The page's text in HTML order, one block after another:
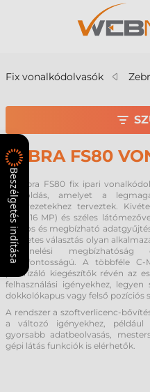
Fix vonalkódolvasók
ZEBRA FS80
A Zebra FS80 fix ipari
megoldás, amelyet a
környezetekhez terveztek.
(akár 16 MP) és széles
pontos és megbízható
tökéletes választás olyan
szkennelési
kulcsfontosságú. A többféle
polarizáló kiegészítők révén az
felhasználási igényekhez,
dokkolókapus vagy felső pozíciós
A rendszer a szoftverlicenc-
a változó igényekhez,
gyorsabb adatbeolvasás,
gépi látás funkciók is elérhetők.
Beszélgetés indítása